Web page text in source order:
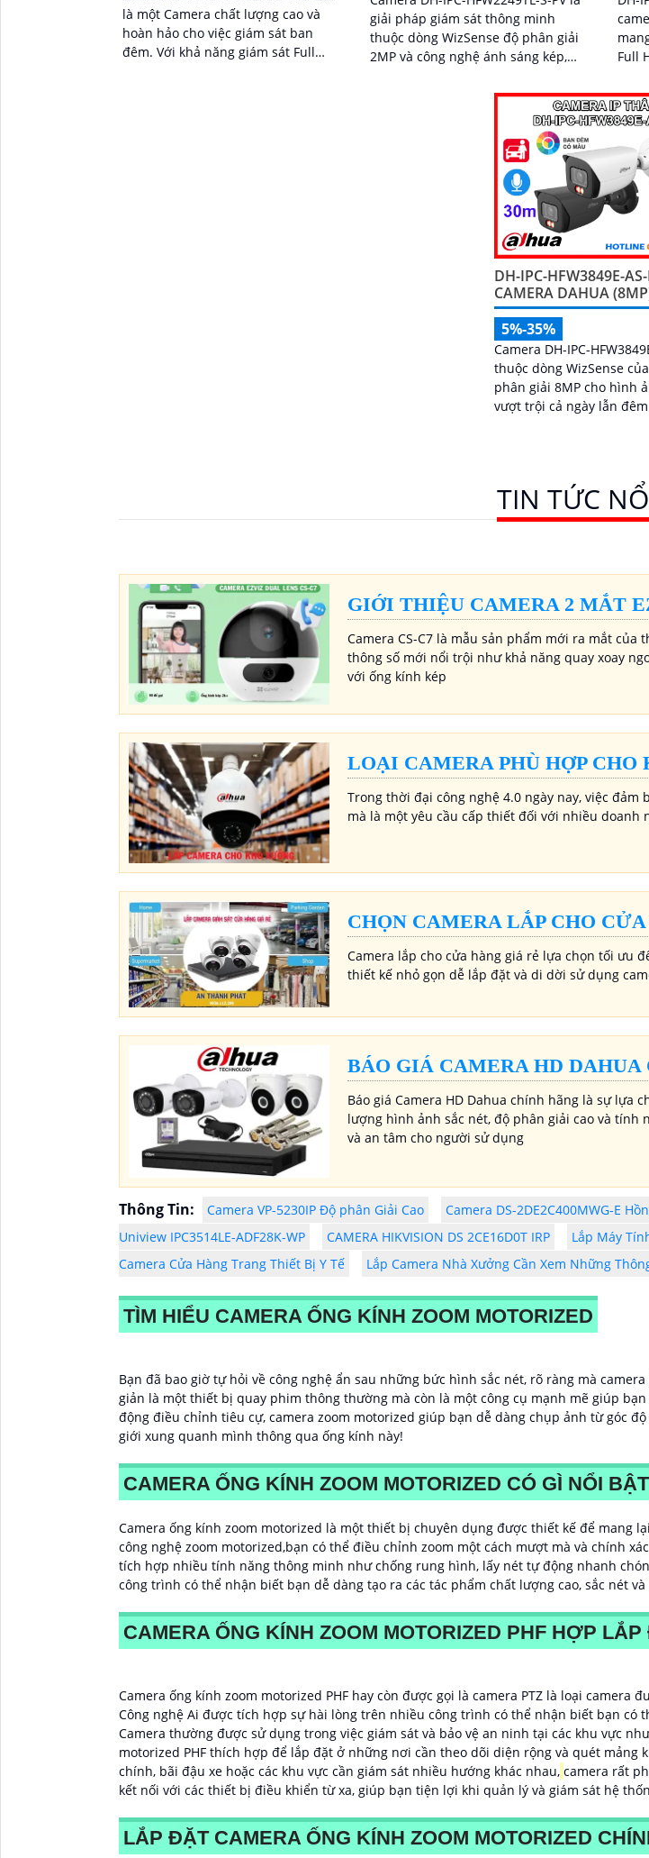
là một Camera chất lượng cao và
hoàn hảo cho việc giám sát ban
đêm. Với khả năng giám sát Full
giải pháp giám sát thông minh
thuộc dòng WizSense độ phân giải
2MP và công nghệ ánh sáng kép,
Tích hợp các tính năng tiên tiến như
phát hiện chính xác người và xe,
đàm thoại hai chiều, hỗ trợ thẻ nhớ
lên đến 256GB và tầm nhìn hồng
ngoại 30m, camera giúp nâng cao
hiệu quả an ninh một cách toàn
diện chuẩn IP67 lắp ngoài trời
Full
đèn kép. Với tầm
tới
và
khe
DH-IPC-HFW3849E-
CAMERA DAHUA
5%-35%
Camera DH-IPC-
thuộc dòng WizSense
phân giải 8MP cho hình
vượt trội cả ngày lẫn đêm. Nhờ
nhận diện chính xác
giúp tăng cường bảo mật
TIN TỨC
GIỚI THIỆU CAMERA 2 MẮT
Camera CS-C7 là mẫu sản phẩm mới ra mắt
thông số mới nổi trội như khả năng quay xoay
với ống kính kép
LOẠI CAMERA PHÙ HỢP CHO
Trong thời đại công nghệ 4.0 ngày nay, việc
mà là một yêu cầu cấp thiết đối với nhiều doanh
CHỌN CAMERA LẮP CHO
Camera lắp cho cửa hàng giá rẻ lựa chọn tối ưu
thiết kế nhỏ gọn dễ lắp đặt và di dời sử dụng
BÁO GIÁ CAMERA HD DAHUA
Báo giá Camera HD Dahua chính hãng là sự lựa
lượng hình ảnh sắc nét, độ phân giải cao và tính
và an tâm cho người sử dụng
Thông Tin: Camera VP-5230IP Độ phân Giải Cao Camera DS-2DE2C400MWG-E
Uniview IPC3514LE-ADF28K-WP
CAMERA HIKVISION DS 2CE16D0T IRP Lắp Máy
Camera Cửa Hàng Trang Thiết Bị Y Tế
Lắp Camera Nhà Xưởng Cần Xem Những
TÌM HIỂU CAMERA ỐNG KÍNH ZOOM MOTORIZED
Bạn đã bao giờ tự hỏi về công nghệ ẩn sau những bức hình sắc nét, rõ ràng mà
giản là một thiết bị quay phim thông thường mà còn là một công cụ mạnh mẽ giúp
động điều chỉnh tiêu cự, camera zoom motorized giúp bạn dễ dàng chụp ảnh từ góc
giới xung quanh mình thông qua ống kính này!
CAMERA ỐNG KÍNH ZOOM MOTORIZED CÓ GÌ NỔI BẬT
Camera ống kính zoom motorized là một thiết bị chuyên dụng được thiết kế để mang
công nghệ zoom motorized,bạn có thể điều chỉnh zoom một cách mượt mà và chính
tích hợp nhiều tính năng thông minh như chống rung hình, lấy nét tự động nhanh
công trình có thể nhận biết bạn dễ dàng tạo ra các tác phẩm chất lượng cao, sắc nét và
CAMERA ỐNG KÍNH ZOOM MOTORIZED PHF HỢP
Camera ống kính zoom motorized PHF hay còn được gọi là camera PTZ là loại
Công nghệ Ai được tích hợp sự hài lòng trên nhiều công trình có thể nhận biết bạn có
Camera thường được sử dụng trong việc giám sát và bảo vệ an ninh tại các khu vực
motorized PHF thích hợp để lắp đặt ở những nơi cần theo dõi diện rộng và quét mảng
chính, bãi đậu xe hoặc các khu vực cần giám sát nhiều hướng khác nhau, camera rất
kết nối với các thiết bị điều khiển từ xa, giúp bạn tiện lợi khi quản lý và giám sát hệ
LẮP ĐẶT CAMERA ỐNG KÍNH ZOOM MOTORIZED